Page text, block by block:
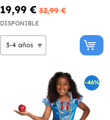
19,99 € 32,99 €
DISPONIBLE
-46%